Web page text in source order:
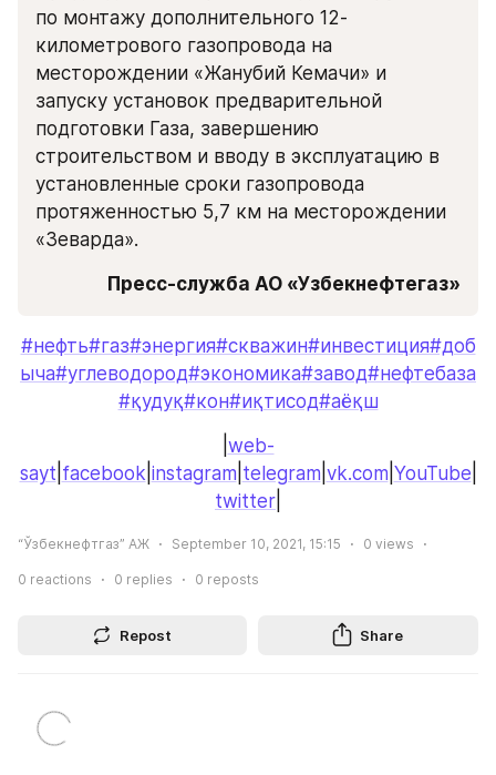
по монтажу дополнительного 12-
километрового газопровода на
месторождении «Жанубий Кемачи» и
запуску установок предварительной
подготовки Газа, завершению
строительством и вводу в эксплуатацию в
установленные сроки газопровода
протяженностью 5,7 км на месторождении
«Зеварда».
Пресс-служба АО «Узбекнефтегаз»
#нефть#газ#энергия#скважин#инвестиция#доб
ыча#углеводород#экономика#завод#нефтебаза
#қудуқ#кон#иқтисод#аёқш
web-
sayt facebook instagram telegram vk.com YouTube
twitter
“Ўзбекнефтгаз” АЖ September 10, 2021, 15:15 0 views
0 reactions 0 replies 0 reposts
Repost Share